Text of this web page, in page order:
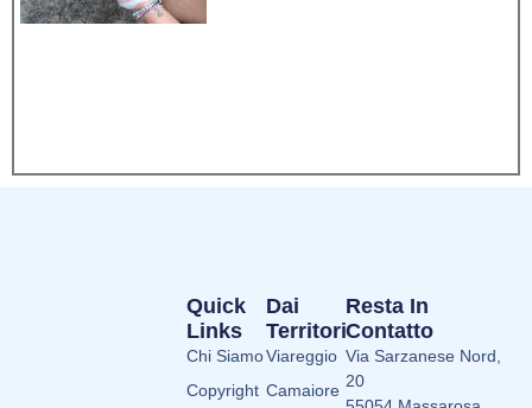
Dai
Territori
Viareggio
Camaiore
Quick
Links
Chi Siamo
Copyright
Resta In
Contatto
Via Sarzanese Nord,
20